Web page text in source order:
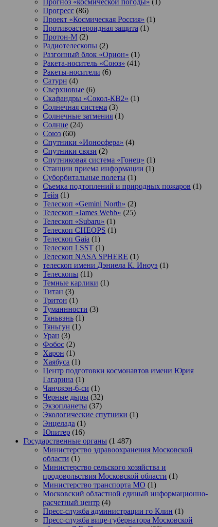
Прогресс (86)
Проект «Космическая Россия» (1)
Противоастероидная защита (1)
Протон-М (2)
Радиотелескопы (2)
Разгонный блок «Орион» (1)
Ракета-носитель «Союз» (41)
Ракеты-носители (6)
Сатурн (4)
Сверхновые (6)
Скафандры «Сокол-КВ2» (1)
Солнечная система (3)
Солнечные затмения (1)
Солнце (24)
Союз (60)
Спутники «Ионосфера» (4)
Спутники связи (2)
Спутниковая система «Гонец» (1)
Станции приема информации (1)
Суборбитальные полеты (1)
Съемка подтоплений и природных пожаров (1)
Тейя (1)
Телескоп «Gemini North» (2)
Телескоп «James Webb» (25)
Телескоп «Subaru» (1)
Телескоп CHEOPS (1)
Телескоп Gaia (1)
Телескоп LSST (1)
Телескоп NASA SPHERE (1)
телескоп имени Дэниела К. Иноуэ (1)
Телескопы (11)
Темные карлики (1)
Титан (3)
Тритон (1)
Туманнности (3)
Тяньвэнь (1)
Тяньгун (1)
Уран (3)
Фобос (2)
Харон (1)
Хаябуса (1)
Центр подготовки космонавтов имени Юрия
Гагарина (1)
Чанчжэн-6-си (1)
Черные дыры (32)
Экзопланеты (37)
Экологические спутники (1)
Энцелада (1)
Юпитер (16)
Государственные органы (1 487)
Министерство здравоохранения Московской
области (1)
Министерство сельского хозяйства и
продовольствия Московской области (1)
Министерство транспорта МО (1)
Московский областной единый информационно-
расчетный центр (4)
Пресс-служба администрации го Клин (1)
Пресс-служба вице-губернатора Московской